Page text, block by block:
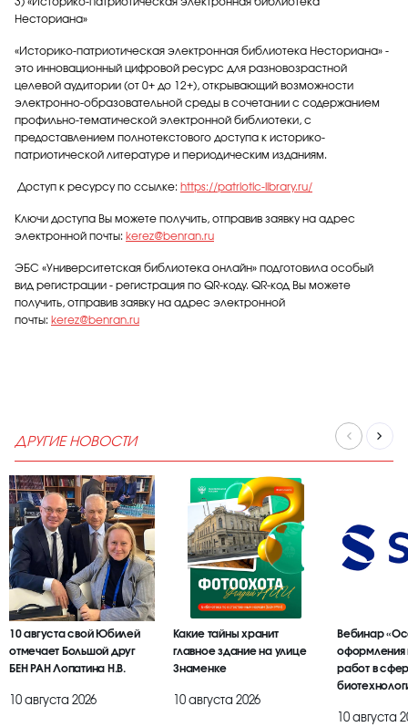
Несториана»
«Историко-патриотическая электронная библиотека Несториана» -
это инновационный цифровой ресурс для разновозрастной
целевой аудитории (от 0+ до 12+), открывающий возможности
электронно-образовательной среды в сочетании с содержанием
профильно-тематической электронной библиотеки, с
предоставлением полнотекстового доступа к историко-
патриотической литературе и периодическим изданиям.
Доступ к ресурсу по ссылке: https://patriotic-library.ru/
Ключи доступа Вы можете получить, отправив заявку на адрес
электронной почты: kerez@benran.ru
ЭБС «Университетская библиотека онлайн» подготовила особый
вид регистрации - регистрация по QR-коду. QR-код Вы можете
получить, отправив заявку на адрес электронной
почты: kerez@benran.ru
ДРУГИЕ НОВОСТИ
10 августа свой Юбилей
отмечает Большой друг
БЕН РАН Лопатина Н.В.
10 августа 2026
Какие тайны хранит
главное здание на улице
Знаменке
10 августа 2026
Вебинар
оформления
работ в
10 августа